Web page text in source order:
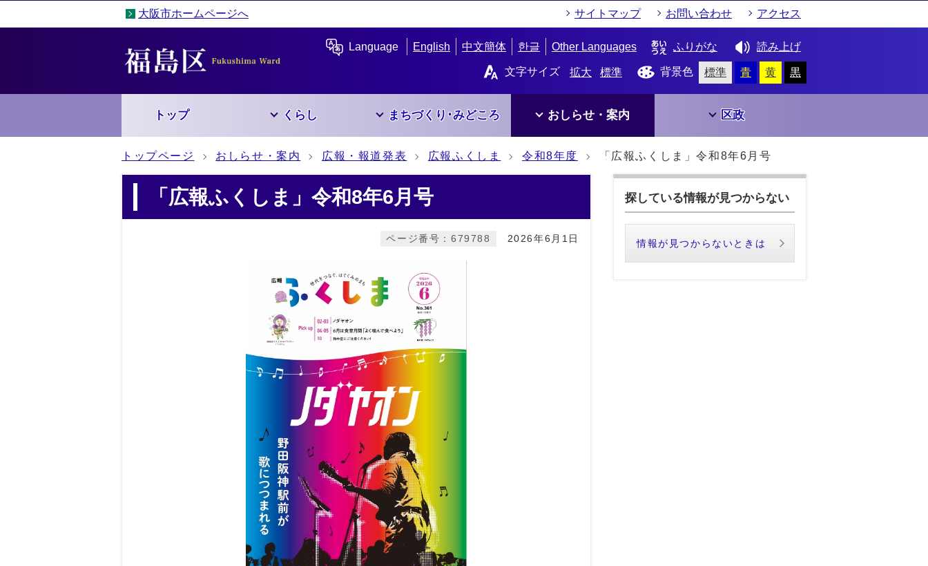
大阪市ホームページへ サイトマップ お問い合わせ アクセス
Language English 中文簡体 한글 Other Languages ふりがな 読み上げ
文字サイズ 拡大 標準 背景色 標準 青 黄 黒
トップ くらし まちづくり･みどころ おしらせ・案内 区政
トップページ おしらせ・案内 広報・報道発表 広報ふくしま 令和8年度 「広報ふくしま」令和8年6月号
「広報ふくしま」令和8年6月号
2026年6月1日
ページ番号：679788
探している情報が見つからない
情報が見つからないときは